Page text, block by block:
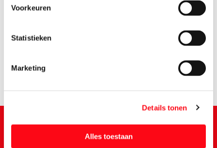
Voorkeuren
Statistieken
Marketing
Details tonen
Alles toestaan
3.75